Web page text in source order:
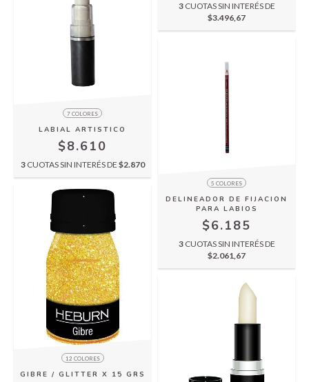
3 CUOTAS SIN INTERÉS DE
$3.496,67
7 COLORES
LABIAL ARTISTICO
$8.610
3 CUOTAS SIN INTERÉS DE $2.870
5 COLORES
DELINEADOR DE FIJACION
PARA LABIOS
$6.185
3 CUOTAS SIN INTERÉS DE
$2.061,67
12 COLORES
GIBRE / GLITTER X 15 GRS